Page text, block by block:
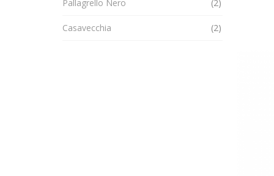
Pallagrello Nero 2
Casavecchia 2elemento